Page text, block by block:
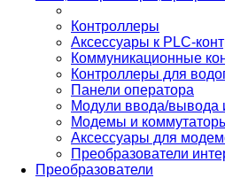
Контроллеры
Аксессуары к PLC-
Коммуникационные
Контроллеры для
Панели оператора
Модули ввода/вывода
Модемы и
Аксессуары для
Преобразователи
Преобразователи